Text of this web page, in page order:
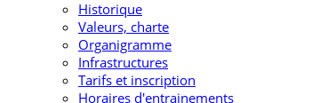
Historique
Valeurs, charte
Organigramme
Infrastructures
Tarifs et inscription
Horaires d'entrainements